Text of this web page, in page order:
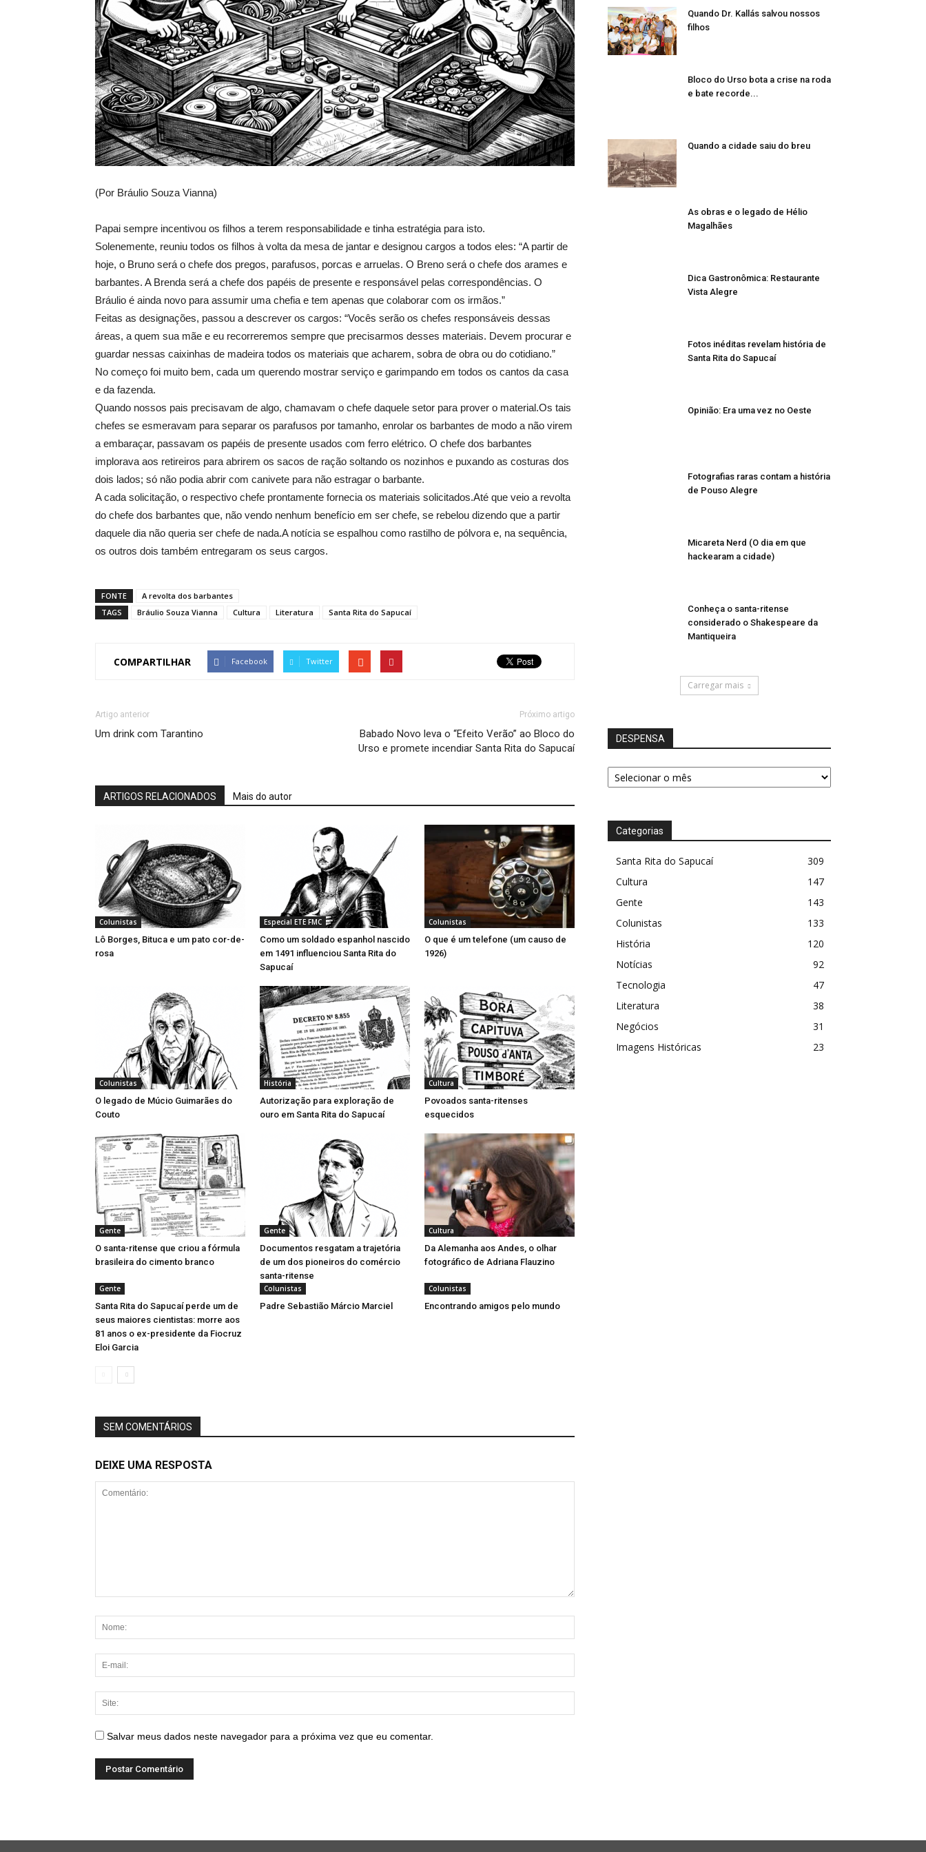
(Por Bráulio Souza Vianna)
Papai sempre incentivou os filhos a terem responsabilidade e tinha estratégia para isto.
Solenemente, reuniu todos os filhos à volta da mesa de jantar e designou cargos a todos eles: “A partir de
hoje, o Bruno será o chefe dos pregos, parafusos, porcas e arruelas. O Breno será o chefe dos arames e
barbantes. A Brenda será a chefe dos papéis de presente e responsável pelas correspondências. O
Bráulio é ainda novo para assumir uma chefia e tem apenas que colaborar com os irmãos.”
Feitas as designações, passou a descrever os cargos: “Vocês serão os chefes responsáveis dessas
áreas, a quem sua mãe e eu recorreremos sempre que precisarmos desses materiais. Devem procurar e
guardar nessas caixinhas de madeira todos os materiais que acharem, sobra de obra ou do cotidiano.”
No começo foi muito bem, cada um querendo mostrar serviço e garimpando em todos os cantos da casa
e da fazenda.
Quando nossos pais precisavam de algo, chamavam o chefe daquele setor para prover o material.Os tais
chefes se esmeravam para separar os parafusos por tamanho, enrolar os barbantes de modo a não virem
a embaraçar, passavam os papéis de presente usados com ferro elétrico. O chefe dos barbantes
implorava aos retireiros para abrirem os sacos de ração soltando os nozinhos e puxando as costuras dos
dois lados; só não podia abrir com canivete para não estragar o barbante.
A cada solicitação, o respectivo chefe prontamente fornecia os materiais solicitados.Até que veio a revolta
do chefe dos barbantes que, não vendo nenhum benefício em ser chefe, se rebelou dizendo que a partir
daquele dia não queria ser chefe de nada.A notícia se espalhou como rastilho de pólvora e, na sequência,
os outros dois também entregaram os seus cargos.
FONTE
A revolta dos barbantes
TAGS
Bráulio Souza Vianna Cultura Literatura Santa Rita do Sapucaí
COMPARTILHAR Facebook Twitter
Artigo anterior
Um drink com Tarantino
Próximo artigo
Babado Novo leva o “Efeito Verão” ao Bloco do
Urso e promete incendiar Santa Rita do Sapucaí
ARTIGOS RELACIONADOS Mais do autor
Colunistas
Lô Borges, Bituca e um pato cor-de-
rosa
Especial ETE FMC
Como um soldado espanhol nascido
em 1491 influenciou Santa Rita do
Sapucaí
Colunistas
O que é um telefone (um causo de
1926)
Colunistas
O legado de Múcio Guimarães do
Couto
História
Autorização para exploração de
ouro em Santa Rita do Sapucaí
Cultura
Povoados santa-ritenses
esquecidos
Gente
O santa-ritense que criou a fórmula
brasileira do cimento branco
Gente
Documentos resgatam a trajetória
de um dos pioneiros do comércio
santa-ritense
Cultura
Da Alemanha aos Andes, o olhar
fotográfico de Adriana Flauzino
Gente
Santa Rita do Sapucaí perde um de
seus maiores cientistas: morre aos
81 anos o ex-presidente da Fiocruz
Eloi Garcia
Colunistas
Padre Sebastião Márcio Marciel
Colunistas
Encontrando amigos pelo mundo
SEM COMENTÁRIOS
DEIXE UMA RESPOSTA
Salvar meus dados neste navegador para a próxima vez que eu comentar.
Quando Dr. Kallás salvou nossos
filhos
Bloco do Urso bota a crise na roda
e bate recorde...
Quando a cidade saiu do breu
As obras e o legado de Hélio
Magalhães
Dica Gastronômica: Restaurante
Vista Alegre
Fotos inéditas revelam história de
Santa Rita do Sapucaí
Opinião: Era uma vez no Oeste
Fotografias raras contam a história
de Pouso Alegre
Micareta Nerd (O dia em que
hackearam a cidade)
Conheça o santa-ritense
considerado o Shakespeare da
Mantiqueira
Carregar mais
DESPENSA
DESPENSA
Categorias
Santa Rita do Sapucaí
309
Cultura
147
Gente
143
Colunistas
133
História
120
Notícias
92
Tecnologia
47
Literatura
38
Negócios
31
Imagens Históricas
23